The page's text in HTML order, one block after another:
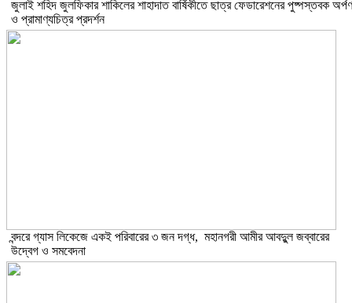
​জুলাই শহিদ জুলফিকার শাকিলের শাহাদাত বার্ষিকীতে ছাত্র ফেডারেশনের পুষ্পস্তবক অর্পণ
ও প্রামাণ্যচিত্র প্রদর্শন
বন্দরে গ্যাস লিকেজে একই পরিবারের ৩ জন দগ্ধ, মহানগরী আমীর আবদুুল জব্বারের
উদ্বেগ ও সমবেদনা